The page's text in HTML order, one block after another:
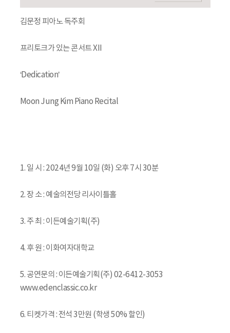
김문정 피아노 독주회
프리토크가 있는 콘서트 XII
‘Dedication’
Moon Jung Kim Piano Recital
1. 일 시 : 2024년 9월 10일 (화) 오후 7시 30분
2. 장 소 : 예술의전당 리사이틀홀
3. 주 최 : 이든예술기획(주)
4. 후 원 : 이화여자대학교
5. 공연문의 : 이든예술기획(주) 02-6412-3053
www.edenclassic.co.kr
6. 티켓가격 : 전석 3만원 (학생 50% 할인)